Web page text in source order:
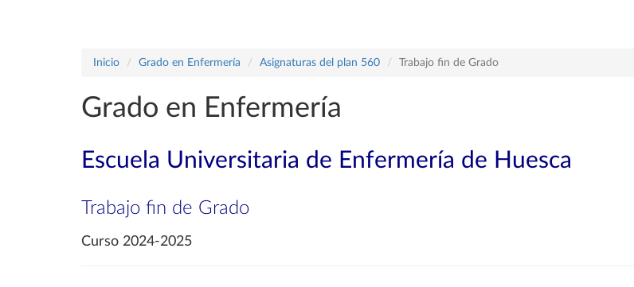
Inicio Grado en Enfermería Asignaturas del plan 560 Trabajo fin de Grado
Grado en Enfermería
Escuela Universitaria de Enfermería de Huesca
Trabajo fin de Grado
Curso 2024-2025